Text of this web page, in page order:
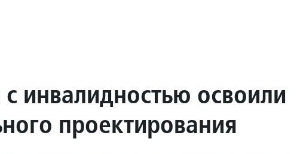
инвалидностью освоили
проектирования